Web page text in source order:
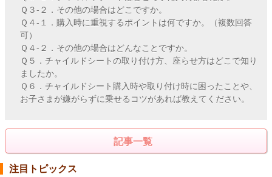
Ｑ３-２．その他の場合はどこですか。
Ｑ４-１．購入時に重視するポイントは何ですか。（複数回答
可）
Ｑ４-２．その他の場合はどんなことですか。
Ｑ５．チャイルドシートの取り付け方、座らせ方はどこで知り
ましたか。
Ｑ６．チャイルドシート購入時や取り付け時に困ったことや、
お子さまが嫌がらずに乗せるコツがあれば教えてください。
記事一覧
注目トピックス